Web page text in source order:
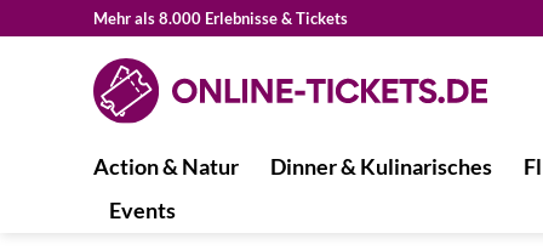
Mehr als 8.000 Erlebnisse & Tickets
Action & Natur Dinner & Kulinarisches
Events